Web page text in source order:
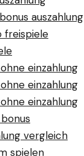
auszahlung
freispiele
einzahlung
einzahlung
einzahlung
vergleich
spielen